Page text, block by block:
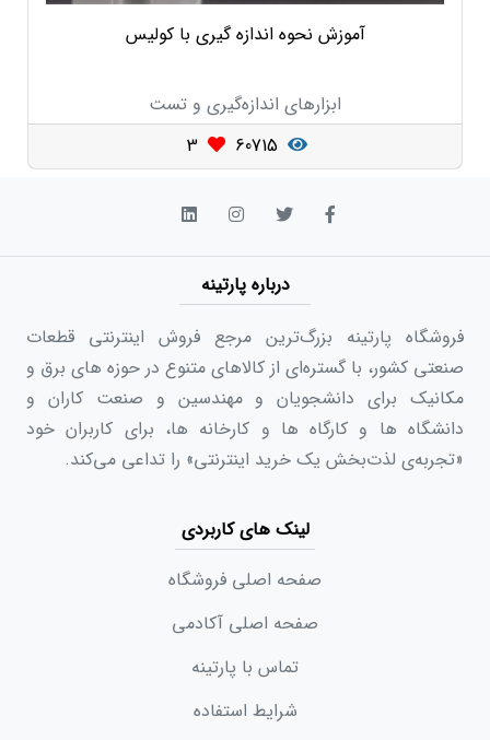
آموزش نحوه اندازه گیری با کولیس
ابزارهای اندازه‌گیری و تست
60715
3
درباره پارتینه
فروشگاه پارتینه بزرگ‌ترین مرجع فروش اینترنتی قطعات
صنعتی کشور، با گستره‌ای از کالاهای متنوع در حوزه های برق و
مکانیک برای دانشجویان و مهندسین و صنعت کاران و
دانشگاه ها و کارگاه ها و کارخانه ها، برای کاربران خود
«تجربه‌ی لذت‌بخش یک خرید اینترنتی» را تداعی می‌کند.
لینک های کاربردی
صفحه اصلی فروشگاه
صفحه اصلی آکادمی
تماس با پارتینه
شرایط استفاده